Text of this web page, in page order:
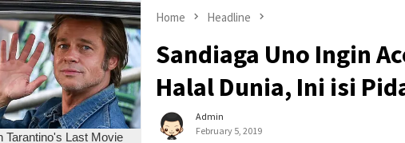
Home Headline
Sandiaga Uno Ingin
Halal Dunia, Ini isi
Admin
February 5, 2019